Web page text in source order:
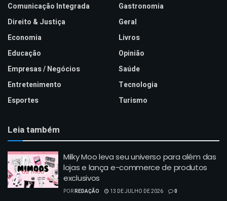
Comunicação Integrada
Direito & Justiça
Economia
Educação
Empresas / Negócios
Entretenimento
Esportes
Gastronomia
Geral
Livros
Opinião
Saúde
Tecnologia
Turismo
Leia também
Milky Moo leva seu universo para além das
lojas e lança e-commerce de produtos
exclusivos
PORREDAÇÃO 13 DE JULHO DE 2026 0